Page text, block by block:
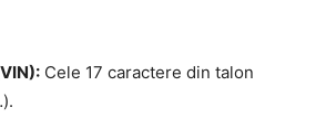
Cele 17 caractere din talon